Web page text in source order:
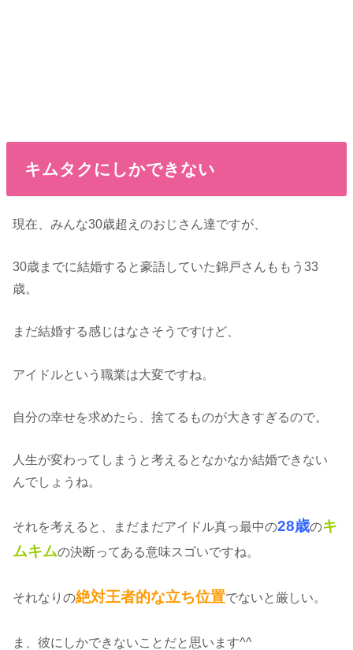
キムタクにしかできない
現在、みんな30歳超えのおじさん達ですが、
30歳までに結婚すると豪語していた錦戸さんももう33
歳。
まだ結婚する感じはなさそうですけど、
アイドルという職業は大変ですね。
自分の幸せを求めたら、捨てるものが大きすぎるので。
人生が変わってしまうと考えるとなかなか結婚できない
んでしょうね。
それを考えると、まだまだアイドル真っ最中の28歳のキ
ムキムの決断ってある意味スゴいですね。
それなりの絶対王者的な立ち位置でないと厳しい。
ま、彼にしかできないことだと思います^^